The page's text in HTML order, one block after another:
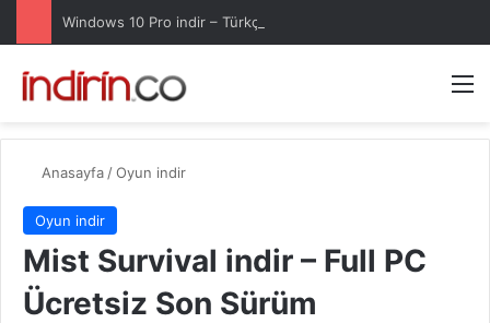
Windows 10 Pro indir – Türkçe – Güncel 2025
Anasayfa /Oyun indir
Oyun indir
Mist Survival indir – Full PC
Ücretsiz Son Sürüm